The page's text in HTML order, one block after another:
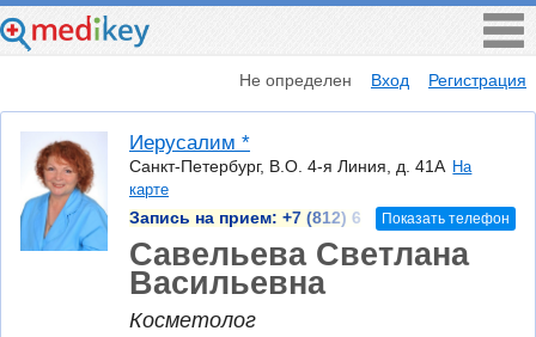
Не определен Вход Регистрация
Иерусалим *
Санкт-Петербург, В.О. 4-я Линия, д. 41А На
карте
Запись на прием: +7 (812) 6 Показать телефон
Савельева Светлана
Васильевна
Косметолог